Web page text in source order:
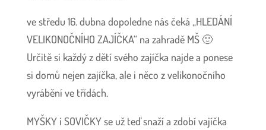
ve středu 16. dubna dopoledne nás čeká „HLEDÁNÍ
VELIKONOČNÍHO ZAJÍČKA“ na zahradě MŠ 🙂
Určitě si každý z dětí svého zajíčka najde a ponese
si domů nejen zajíčka, ale i něco z velikonočního
vyrábění ve třídách.
MYŠKY i SOVIČKY se už teď snaží a zdobí vajíčka